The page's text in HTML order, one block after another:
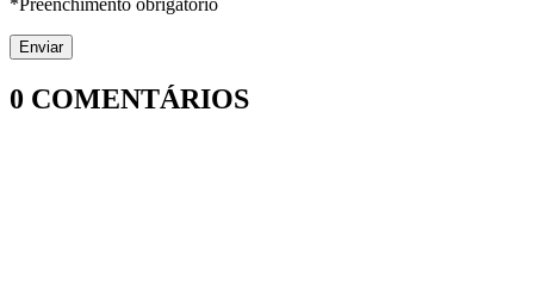
*Preenchimento obrigatório
0 COMENTÁRIOS